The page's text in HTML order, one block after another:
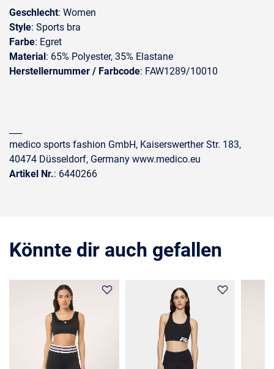
Geschlecht: Women
Style: Sports bra
Farbe: Egret
Material: 65% Polyester, 35% Elastane
Herstellernummer / Farbcode: FAW1289/10010
medico sports fashion GmbH, Kaiserswerther Str. 183,
40474 Düsseldorf, Germany www.medico.eu
Artikel Nr.: 6440266
Könnte dir auch gefallen